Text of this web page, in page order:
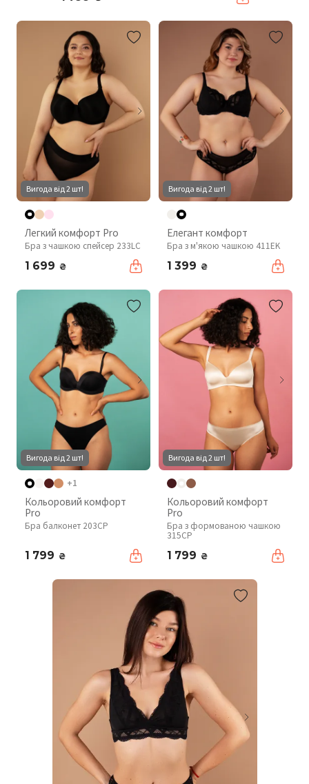
Вигода від 2 шт!
Легкий комфорт Pro
Бра з чашкою спейсер 233LC
1 699 ₴
Вигода від 2 шт!
Елегант комфорт
Бра з м'якою чашкою 411EK
1 399 ₴
Вигода від 2 шт!
+1
Кольоровий комфорт
Pro
Бра балконет 203CP
1 799 ₴
Вигода від 2 шт!
Кольоровий комфорт
Pro
Бра з формованою чашкою
315CP
1 799 ₴